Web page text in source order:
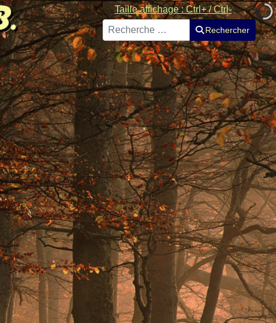
Taille affichage : Ctrl+ / Ctrl-
Rechercher
Rechercher